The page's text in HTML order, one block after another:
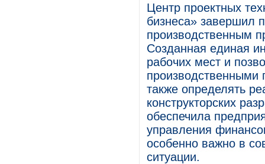
Центр проектных
бизнеса» завершил
производственным
Созданная единая
рабочих мест и
производственными
также определять
конструкторских
обеспечила
управления
особенно важно в
ситуации.